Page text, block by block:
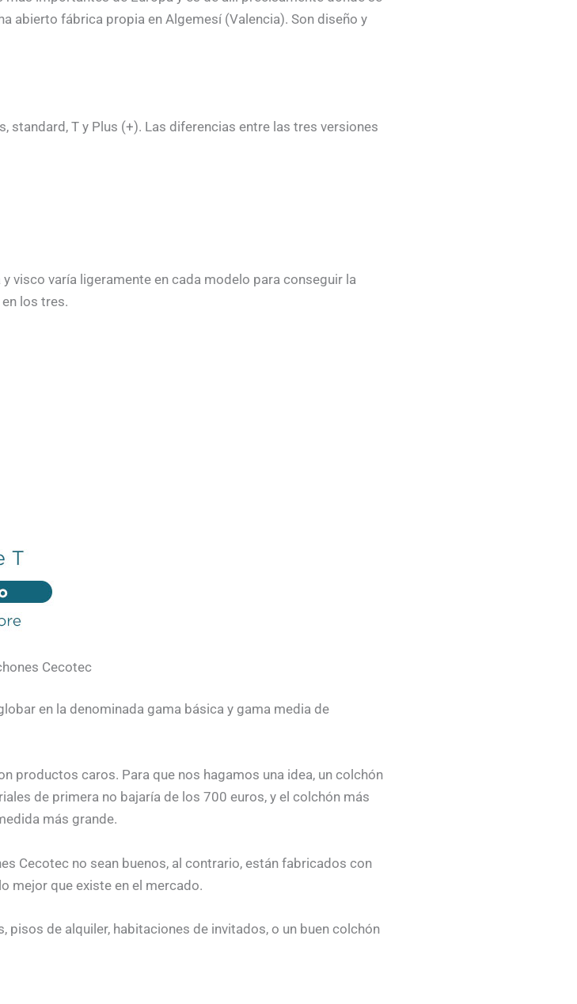
abierto fábrica propia en Algemesí (Valencia). Son diseño y
standard, T y Plus (+). Las diferencias entre las tres versiones
visco varía ligeramente en cada modelo para conseguir la
los tres.
Cecotec
en la denominada gama básica y gama media de
productos caros. Para que nos hagamos una idea, un colchón
de primera no bajaría de los 700 euros, y el colchón más
más grande.
Cecotec no sean buenos, al contrario, están fabricados con
mejor que existe en el mercado.
pisos de alquiler, habitaciones de invitados, o un buen colchón